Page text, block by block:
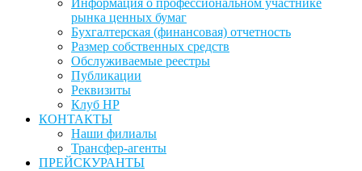
Информация о профессиональном участнике
рынка ценных бумаг
Бухгалтерская (финансовая) отчетность
Размер собственных средств
Обслуживаемые реестры
Публикации
Реквизиты
Клуб НР
КОНТАКТЫ
Наши филиалы
Трансфер-агенты
ПРЕЙСКУРАНТЫ